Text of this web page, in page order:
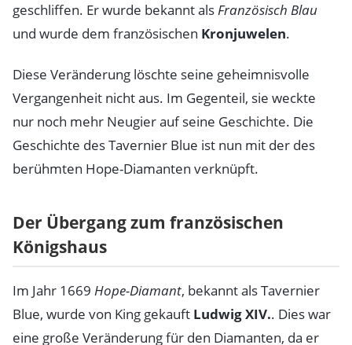
geschliffen. Er wurde bekannt alsFranzösisch Blau
und wurde dem französischen Kronjuwelen.
Diese Veränderung löschte seine geheimnisvolle
Vergangenheit nicht aus. Im Gegenteil, sie weckte
nur noch mehr Neugier auf seine Geschichte. Die
Geschichte des Tavernier Blue ist nun mit der des
berühmten Hope-Diamanten verknüpft.
Der Übergang zum französischen
Königshaus
Im Jahr 1669 Hope-Diamant, bekannt als Tavernier
Blue, wurde von King gekauft Ludwig XIV.. Dies war
eine große Veränderung für den Diamanten, da er